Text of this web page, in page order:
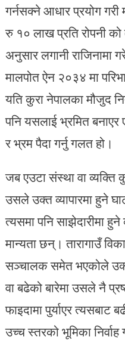
गर्नसक्ने आधार प्रयोग गरी
रु १० लाख प्रति रोपनी
अनुसार लगानी राजिनामा
मालपोत ऐन २०३४ मा
यति कुरा नेपालका मौजुद
पनि यसलाई भ्रमित
र भ्रम पैदा गर्नु गलत हो।
जब एउटा संस्था वा व्यक्ति
उसले उक्त व्यापारमा हुने
त्यसमा पनि साझेदारीमा
मान्यता छन्। तारागाउँ
सञ्चालक समेत भएकोले
वा बढेको बारेमा उसले नै
फाइदामा पुर्याएर त्यसबाट
उच्च स्तरको भूमिका निर्वाह